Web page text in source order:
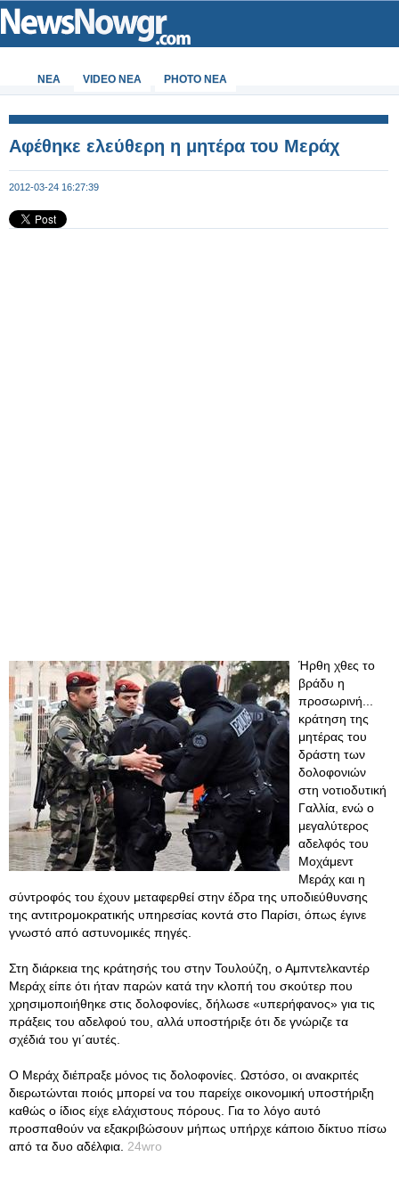
ΝΕΑ VIDEO NEA PHOTO NEA
Αφέθηκε ελεύθερη η μητέρα του Μεράχ
2012-03-24 16:27:39
Ήρθη χθες το
βράδυ η
προσωρινή...
κράτηση της
μητέρας του
δράστη των
δολοφονιών
στη νοτιοδυτική
Γαλλία, ενώ ο
μεγαλύτερος
αδελφός του
Μοχάμεντ
Μεράχ και η
σύντροφός του έχουν μεταφερθεί στην έδρα της υποδιεύθυνσης
της αντιτρομοκρατικής υπηρεσίας κοντά στο Παρίσι, όπως έγινε
γνωστό από αστυνομικές πηγές.
Στη διάρκεια της κράτησής του στην Τουλούζη, ο Αμπντελκαντέρ
Μεράχ είπε ότι ήταν παρών κατά την κλοπή του σκούτερ που
χρησιμοποιήθηκε στις δολοφονίες, δήλωσε «υπερήφανος» για τις
πράξεις του αδελφού του, αλλά υποστήριξε ότι δε γνώριζε τα
σχέδιά του γι΄αυτές.
Ο Μεράχ διέπραξε μόνος τις δολοφονίες. Ωστόσο, οι ανακριτές
διερωτώνται ποιός μπορεί να του παρείχε οικονομική υποστήριξη
καθώς ο ίδιος είχε ελάχιστους πόρους. Για το λόγο αυτό
προσπαθούν να εξακριβώσουν μήπως υπήρχε κάποιο δίκτυο πίσω
από τα δυο αδέλφια. 24wro